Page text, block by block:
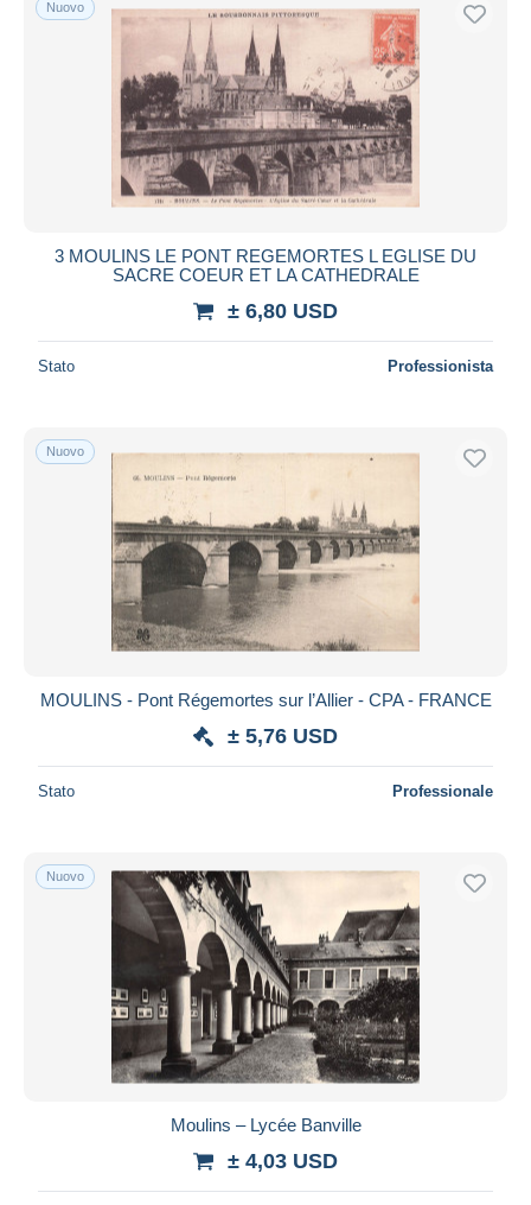
Spedizione gratuita
Metodi di pagamento
PayPal
Bonifico bancario
Visa
Mastercard
iDeal
Residenza del venditore
Aggiorna
Nuovo
3 MOULINS LE PONT REGEMORTES L EGLISE DU
SACRE COEUR ET LA CATHEDRALE
± 6,80 USD
Stato Professionista
Nuovo
MOULINS - Pont Régemortes sur l’Allier - CPA - FRANCE
± 5,76 USD
Stato Professionale
Nuovo
Moulins – Lycée Banville
± 4,03 USD